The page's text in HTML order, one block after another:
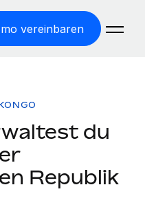
vereinbaren
bei der Einstellung
du
Republik